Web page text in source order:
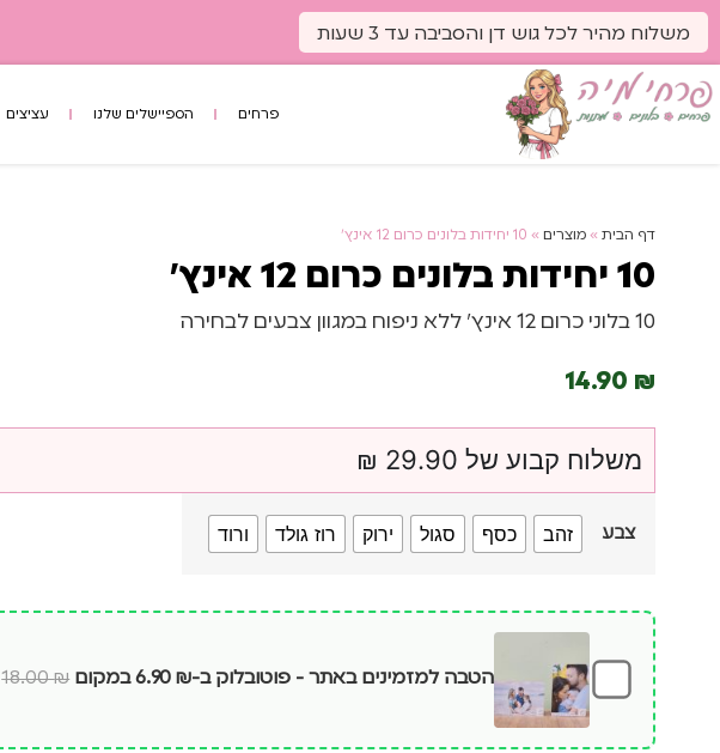
לתוכן
משלוח מהיר לכל גוש דן והסביבה עד 3 שעות
פרחים הספיישלים שלנו עציצים
דף הבית» מוצרים» 10 יחידות בלונים כרום 12 אינץ’
10 יחידות בלונים כרום 12 אינץ’
10 בלוני כרום 12 אינץ’ ללא ניפוח במגוון צבעים לבחירה
14.90 ₪
משלוח קבוע של 29.90 ₪
צבע זהב כסף סגול ירוק רוז גולד ורוד
הטבה למזמינים באתר - פוטובלוק ב- 6.90₪ במקום 18.00₪